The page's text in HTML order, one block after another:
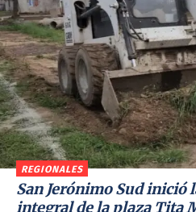
REGIONALES
San Jerónimo Sud inició
integral de la plaza Tita